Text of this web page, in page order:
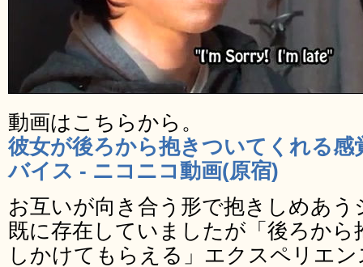
動画はこちらから。
彼女が後ろから抱きついてくれる感
バイス ‐ ニコニコ動画(原宿)
お互いが向き合う形で抱きしめあ
既に存在していましたが「後ろか
しかけてもらえる」エクスペリエ